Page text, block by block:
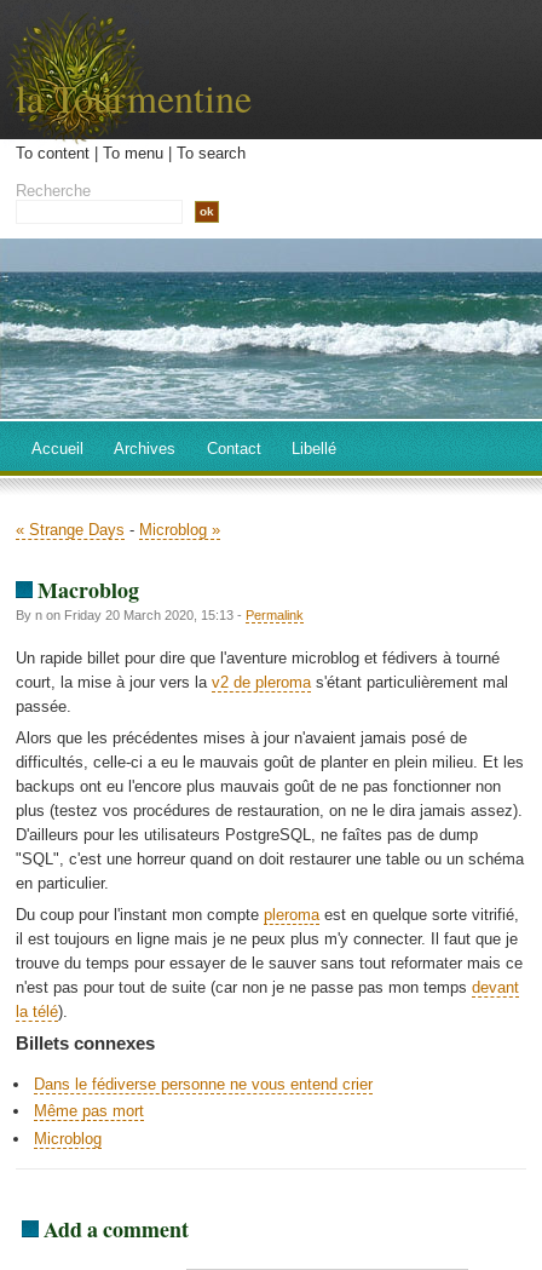
la Tourmentine
To content| To menu| To search
Recherche
Accueil Archives Contact Libellé
« Strange Days - Microblog »
Macroblog
By n on Friday 20 March 2020, 15:13 - Permalink
Un rapide billet pour dire que l'aventure microblog et fédivers à tourné
court, la mise à jour vers la v2 de pleromas'étant particulièrement mal
passée.
Alors que les précédentes mises à jour n'avaient jamais posé de
difficultés, celle-ci a eu le mauvais goût de planter en plein milieu. Et les
backups ont eu l'encore plus mauvais goût de ne pas fonctionner non
plus (testez vos procédures de restauration, on ne le dira jamais assez).
D'ailleurs pour les utilisateurs PostgreSQL, ne faîtes pas de dump
"SQL", c'est une horreur quand on doit restaurer une table ou un schéma
en particulier.
Du coup pour l'instant mon compte pleromaest en quelque sorte vitrifié,
il est toujours en ligne mais je ne peux plus m'y connecter. Il faut que je
trouve du temps pour essayer de le sauver sans tout reformater mais ce
n'est pas pour tout de suite (car non je ne passe pas mon temps devant
la télé).
Billets connexes
Dans le fédiverse personne ne vous entend crier
Même pas mort
Microblog
Add a comment